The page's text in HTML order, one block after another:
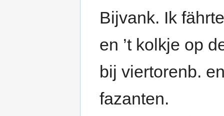
Bijvank. Ik
en ’t kolkje op
bij viertorenb.
fazanten.